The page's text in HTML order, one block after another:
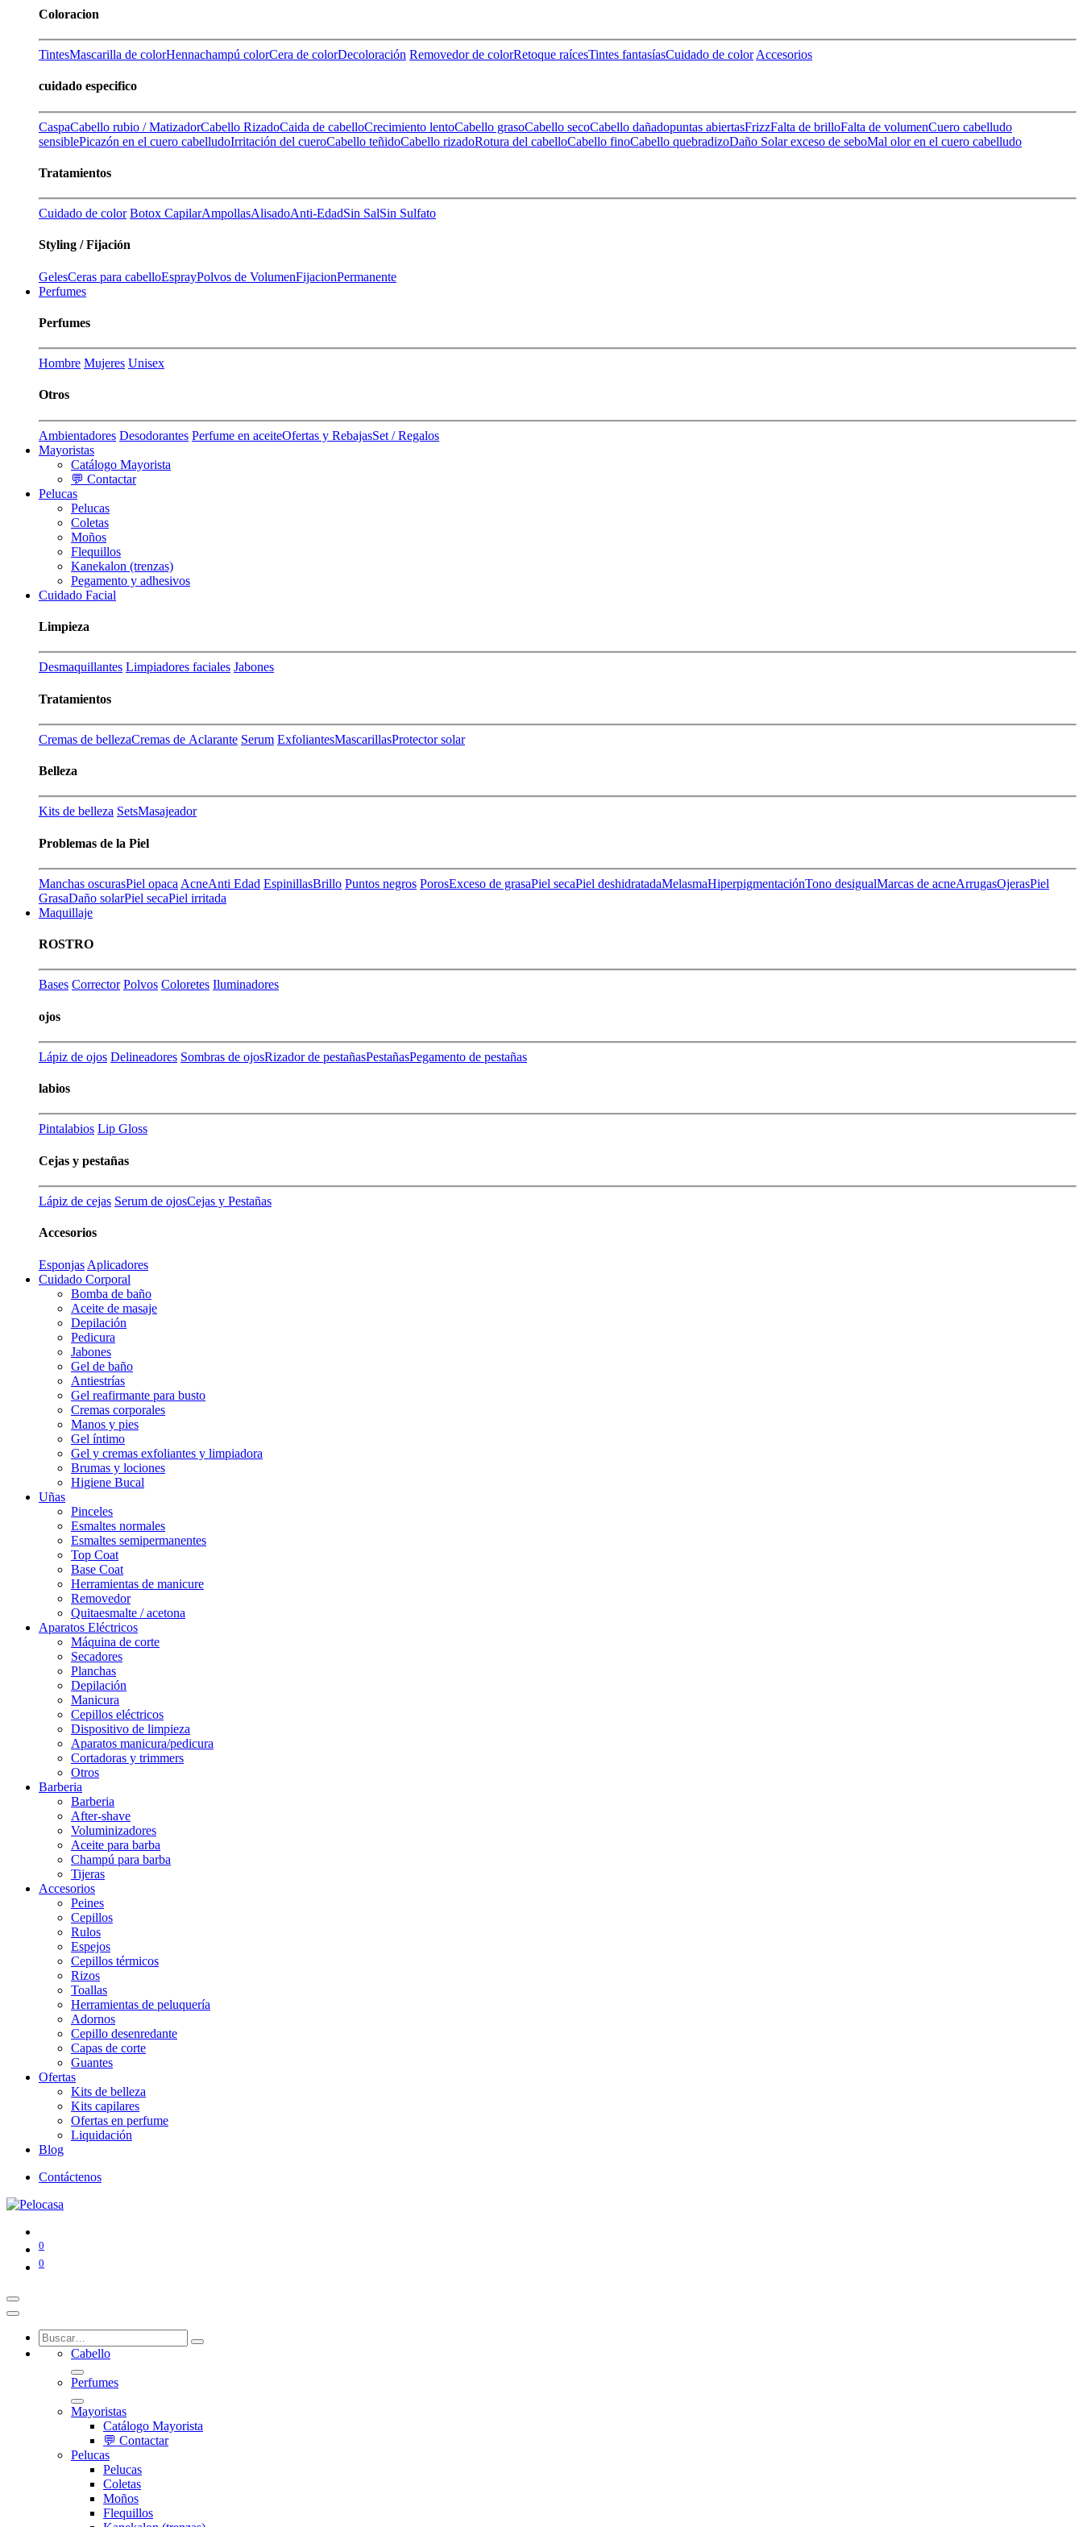
Coloracion
TintesMascarilla de colorHennachampú colorCera de colorDecoloración Removedor de colorRetoque raícesTintes fantasíasCuidado de color Accesorios
cuidado especifico
CaspaCabello rubio / MatizadorCabello RizadoCaida de cabelloCrecimiento lentoCabello grasoCabello secoCabello dañadopuntas abiertasFrizzFalta de brilloFalta de volumenCuero cabelludo
sensiblePicazón en el cuero cabelludoIrritación del cueroCabello teñidoCabello rizadoRotura del cabelloCabello finoCabello quebradizoDaño Solarexceso de seboMal olor en el cuero cabelludo
Tratamientos
Cuidado de color Botox CapilarAmpollasAlisadoAnti-EdadSin SalSin Sulfato
Styling / Fijación
GelesCeras para cabelloEsprayPolvos de VolumenFijacionPermanente
Perfumes
Perfumes
Hombre Mujeres Unisex
Otros
Ambientadores Desodorantes Perfume en aceiteOfertas y RebajasSet / Regalos
Mayoristas
Catálogo Mayorista
💬 Contactar
Pelucas
Pelucas
Coletas
Moños
Flequillos
Kanekalon (trenzas)
Pegamento y adhesivos
Cuidado Facial
Limpieza
Desmaquillantes Limpiadores faciales Jabones
Tratamientos
Cremas de bellezaCremas de Aclarante Serum ExfoliantesMascarillasProtector solar
Belleza
Kits de belleza SetsMasajeador
Problemas de la Piel
Manchas oscurasPiel opaca AcneAnti Edad EspinillasBrillo Puntos negros PorosExceso de grasaPiel secaPiel deshidratadaMelasmaHiperpigmentaciónTono desigualMarcas de acneArrugasOjerasPiel
GrasaDaño solarPiel secaPiel irritada
Maquillaje
ROSTRO
Bases Corrector Polvos Coloretes Iluminadores
ojos
Lápiz de ojos Delineadores Sombras de ojosRizador de pestañasPestañasPegamento de pestañas
labios
Pintalabios Lip Gloss
Cejas y pestañas
Lápiz de cejas Serum de ojosCejas y Pestañas
Accesorios
Esponjas Aplicadores
Cuidado Corporal
Bomba de baño
Aceite de masaje
Depilación
Pedicura
Jabones
Gel de baño
Antiestrías
Gel reafirmante para busto
Cremas corporales
Manos y pies
Gel íntimo
Gel y cremas exfoliantes y limpiadora
Brumas y lociones
Higiene Bucal
Uñas
Pinceles
Esmaltes normales
Esmaltes semipermanentes
Top Coat
Base Coat
Herramientas de manicure
Removedor
Quitaesmalte / acetona
Aparatos Eléctricos
Máquina de corte
Secadores
Planchas
Depilación
Manicura
Cepillos eléctricos
Dispositivo de limpieza
Aparatos manicura/pedicura
Cortadoras y trimmers
Otros
Barberia
Barberia
After-shave
Voluminizadores
Aceite para barba
Champú para barba
Tijeras
Accesorios
Peines
Cepillos
Rulos
Espejos
Cepillos térmicos
Rizos
Toallas
Herramientas de peluquería
Adornos
Cepillo desenredante
Capas de corte
Guantes
Ofertas
Kits de belleza
Kits capilares
Ofertas en perfume
Liquidación
Blog
Contáctenos
0
0
Cabello
Perfumes
Mayoristas
Catálogo Mayorista
💬 Contactar
Pelucas
Pelucas
Coletas
Moños
Flequillos